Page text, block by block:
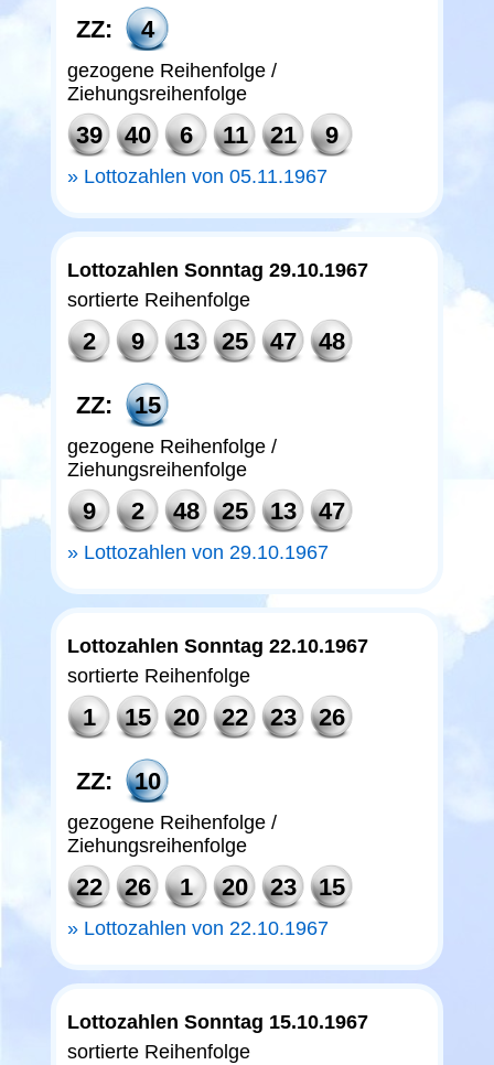
ZZ: 4
gezogene Reihenfolge /
Ziehungsreihenfolge
39 40 6 11 21 9
Lottozahlen von 05.11.1967
Lottozahlen Sonntag 29.10.1967
sortierte Reihenfolge
2 9 13 25 47 48
ZZ: 15
gezogene Reihenfolge /
Ziehungsreihenfolge
9 2 48 25 13 47
Lottozahlen von 29.10.1967
Lottozahlen Sonntag 22.10.1967
sortierte Reihenfolge
1 15 20 22 23 26
ZZ: 10
gezogene Reihenfolge /
Ziehungsreihenfolge
22 26 1 20 23 15
Lottozahlen von 22.10.1967
Lottozahlen Sonntag 15.10.1967
sortierte Reihenfolge